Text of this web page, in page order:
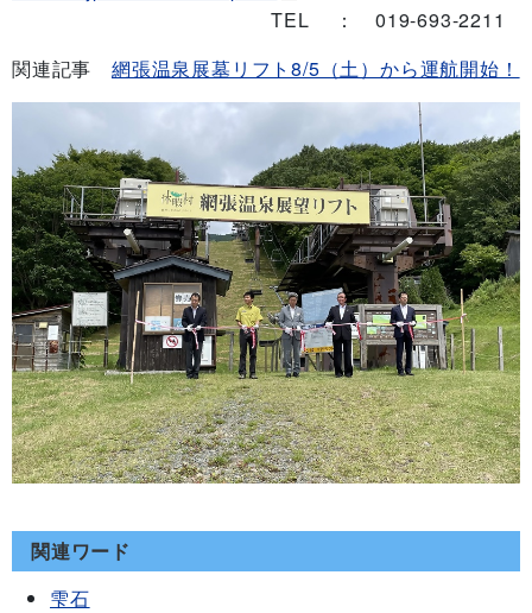
TEL ： 019-693-2211
関連記事 網張温泉展墓リフト8/5（土）から運航開始！
関連ワード
雫石